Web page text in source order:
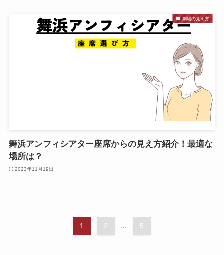
劇場の見え方
舞浜アンフィシアター座席からの見え方紹介！最適な
場所は？
2023年11月19日
1 2 ... 5